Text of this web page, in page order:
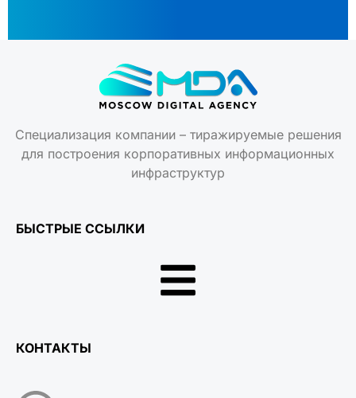
Специализация компании – тиражируемые решения
для построения корпоративных информационных
инфраструктур
БЫСТРЫЕ ССЫЛКИ
КОНТАКТЫ